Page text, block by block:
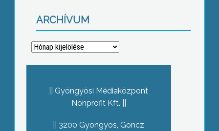
ARCHÍVUM
Archívum
Gyöngyösi Médiaközpont
Nonprofit Kft.
3200 Gyöngyös, Göncz